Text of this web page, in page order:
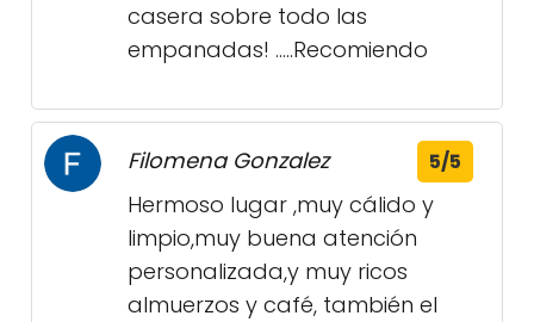
casera sobre todo las
empanadas! .....Recomiendo
Filomena Gonzalez 5/5
Hermoso lugar ,muy cálido y
limpio,muy buena atención
personalizada,y muy ricos
almuerzos y café, también el